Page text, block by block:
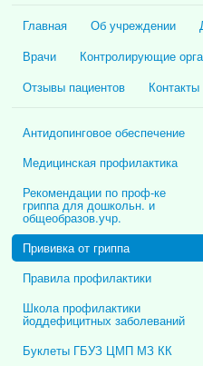
Главная Об учреждении
Врачи
Контролирующие
Отзывы пациентов
Контакты
Антидопинговое обеспечение
Медицинская профилактика
Рекомендации по проф-ке
гриппа для дошкольн. и
общеобразов.учр.
Прививка от гриппа
Правила профилактики
Школа профилактики
йоддефицитных заболеваний
Буклеты ГБУЗ ЦМП МЗ КК